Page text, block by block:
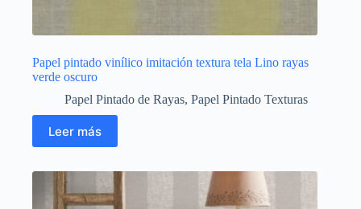
Papel pintado vinílico imitación textura tela Lino rayas
verde oscuro
Papel Pintado de Rayas, Papel Pintado Texturas
Leer más